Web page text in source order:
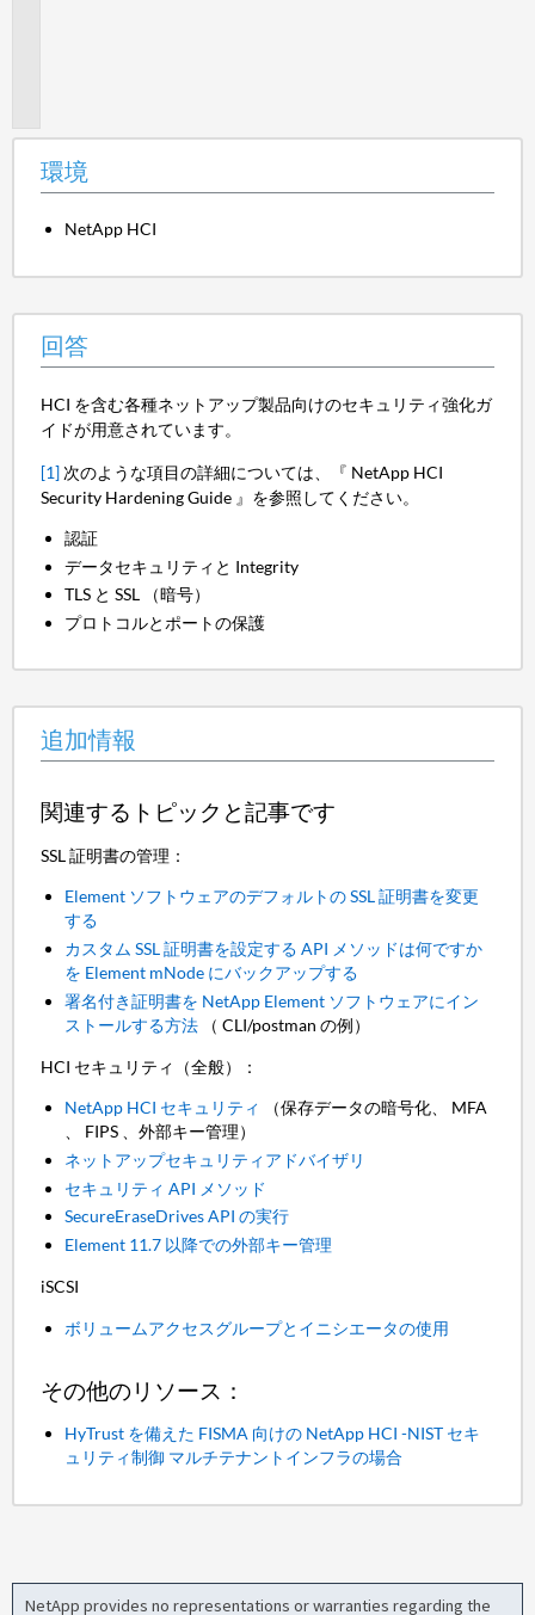
環境
NetApp HCI
回答
HCI を含む各種ネットアップ製品向けのセキュリティ強化ガ
イドが用意されています。
[1]次のような項目の詳細については、『 NetApp HCI
Security Hardening Guide 』を参照してください。
認証
データセキュリティと Integrity
TLS と SSL （暗号）
プロトコルとポートの保護
追加情報
関連するトピックと記事です
SSL 証明書の管理：
Element ソフトウェアのデフォルトの SSL 証明書を変更
する
カスタム SSL 証明書を設定する API メソッドは何ですか
を Element mNode にバックアップする
署名付き証明書を NetApp Element ソフトウェアにイン
ストールする方法 （ CLI/postman の例）
HCI セキュリティ（全般）：
NetApp HCI セキュリティ
（保存データの暗号化、 MFA
、 FIPS 、外部キー管理）
ネットアップセキュリティアドバイザリ
セキュリティ API メソッド
SecureEraseDrives API の実行
Element 11.7 以降での外部キー管理
iSCSI
ボリュームアクセスグループとイニシエータの使用
その他のリソース：
HyTrust を備えた FISMA 向けの NetApp HCI -NIST セキ
ュリティ制御 マルチテナントインフラの場合
NetApp provides no representations or warranties regarding the